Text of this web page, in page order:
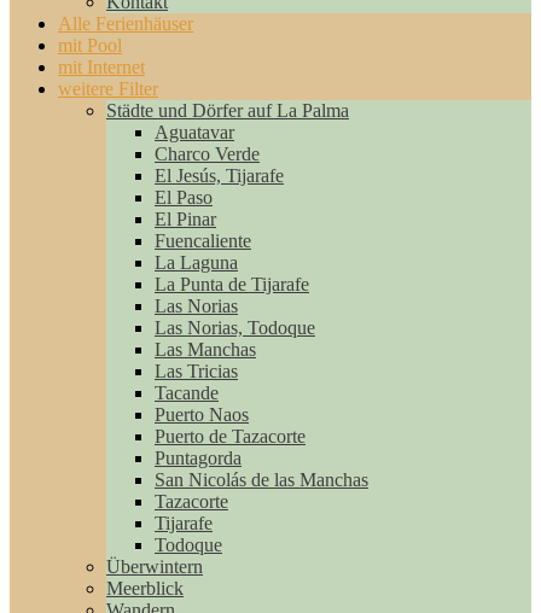
Alle Ferienhäuser
mit Pool
mit Internet
weitere Filter
Städte und Dörfer auf La Palma
Aguatavar
Charco Verde
El Jesús, Tijarafe
El Paso
El Pinar
Fuencaliente
La Laguna
La Punta de Tijarafe
Las Norias
Las Norias, Todoque
Las Manchas
Las Tricias
Tacande
Puerto Naos
Puerto de Tazacorte
Puntagorda
San Nicolás de las Manchas
Tazacorte
Tijarafe
Todoque
Überwintern
Meerblick